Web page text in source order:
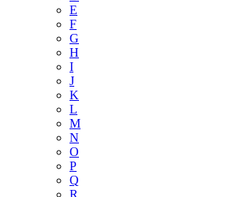
E
F
G
H
I
J
K
L
M
N
O
P
Q
R